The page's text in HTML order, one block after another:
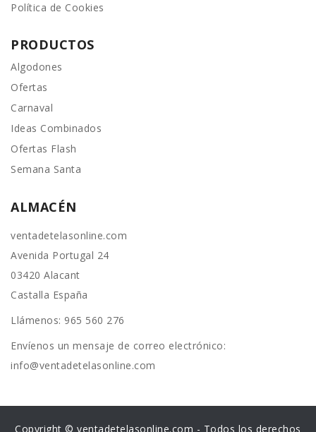
Política de Cookies
PRODUCTOS
Algodones
Ofertas
Carnaval
Ideas Combinados
Ofertas Flash
Semana Santa
ALMACÉN
ventadetelasonline.com
Avenida Portugal 24
03420 Alacant
Castalla España
Llámenos: 965 560 276
Envíenos un mensaje de correo electrónico:
info@ventadetelasonline.com
Copyright © ventadetelasonline.com - Todos los derechos